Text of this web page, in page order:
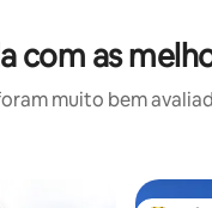
com as
muito bem